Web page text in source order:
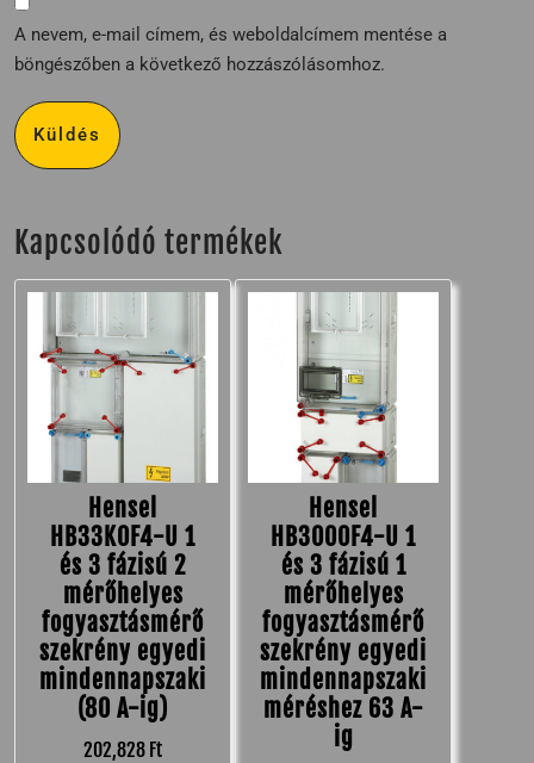
A nevem, e-mail címem, és weboldalcímem mentése a
böngészőben a következő hozzászólásomhoz.
Kapcsolódó termékek
Hensel
HB33K0F4-U 1
és 3 fázisú 2
mérőhelyes
fogyasztásmérő
szekrény egyedi
mindennapszaki
(80 A-ig)
202,828 Ft
Hensel
HB3000F4-U 1
és 3 fázisú 1
mérőhelyes
fogyasztásmérő
szekrény egyedi
mindennapszaki
méréshez 63 A-
ig